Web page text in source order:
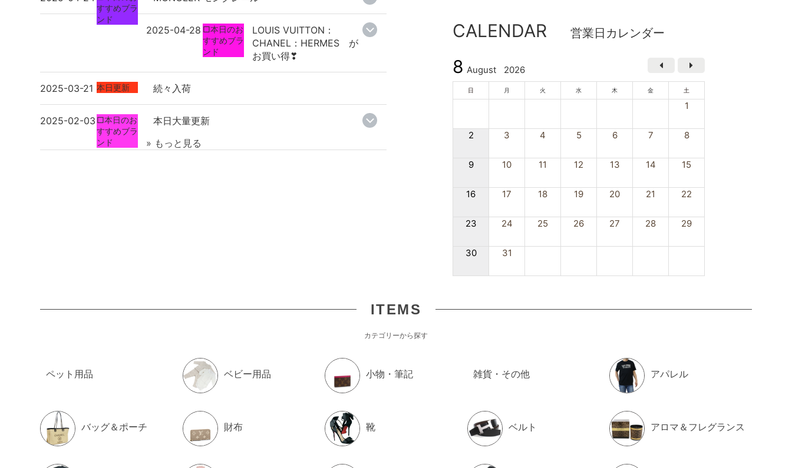
すすめブラ
ンド
2025-04-28 □本日のお
すすめブラ
ンド
LOUIS VUITTON：
CHANEL：HERMES が
お買い得❣
2025-03-21 本日更新 続々入荷
2025-02-03 □本日のお
すすめブラ
ンド
本日大量更新
» もっと見る
CALENDAR 営業日カレンダー
8 August 2026
日 月 火 水 木 金 土
1
2 3 4 5 6 7 8
9 10 11 12 13 14 15
16 17 18 19 20 21 22
23 24 25 26 27 28 29
30 31
ITEMS
カテゴリーから探す
ペット用品 ベビー用品 小物・筆記 雑貨・その他 アパレル
バッグ＆ポーチ 財布 靴 ベルト アロマ＆フレグランス